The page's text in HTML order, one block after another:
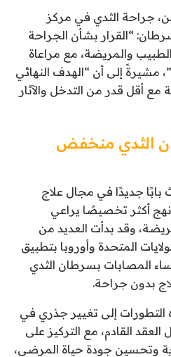
جراحة الثدي في مركز
“القرار بشأن الجراحة
والمريضة، مع مراعاة
مشيرةً إلى أن “الهدف النهائي
مع أقل قدر من التدخل والآثار
الثدي منخفض
بابًا جديدًا في مجال علاج
أكثر تخصيصًا يراعي
وقد بدأت العديد من
المتحدة وأوروبا بتطبيق
المصابات بسرطان الثدي
بدون جراحة.
التطورات إلى تغيير جذري في
القادم، مع التركيز على
وتحسين جودة حياة المرضى،